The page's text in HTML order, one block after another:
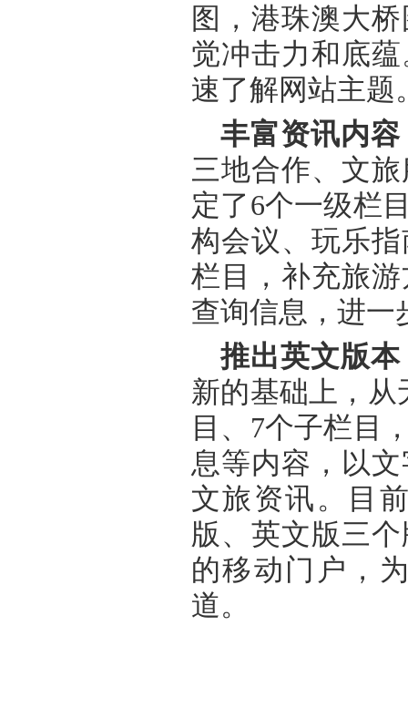
图，港珠澳大
觉冲击力和底
速了解网站主题
丰富资讯内
三地合作、文
定了6个一级栏
构会议、玩乐
栏目，补充旅
查询信息，进一
推出英文版
新的基础上，从
目、7个子栏目
息等内容，以
文旅资讯。目
版、英文版三
的移动门户，
道。